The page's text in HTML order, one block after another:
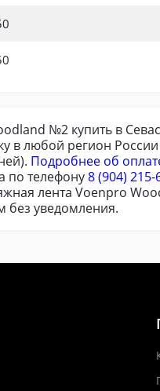
№2 купить в
в любой регион
Подробнее об
по телефону8 (904) 215-
лента Voenpro
без уведомления.